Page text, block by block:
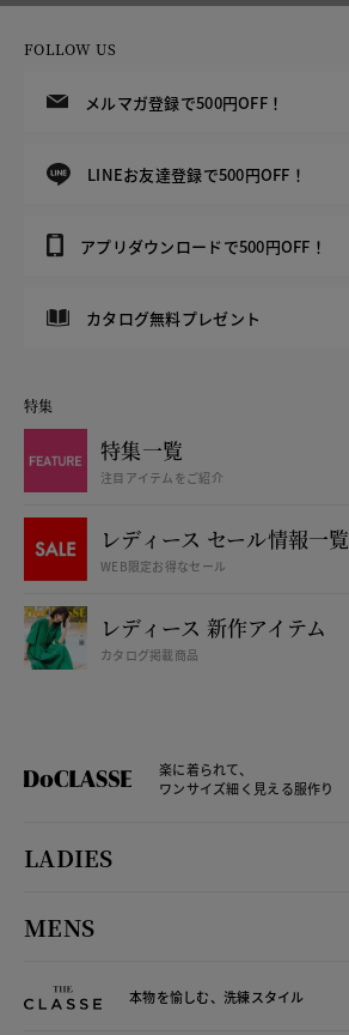
FOLLOW US
メルマガ登録で500円OFF！
LINEお友達登録で500円OFF！
アプリダウンロードで500円OFF！
カタログ無料プレゼント
特集
特集一覧
注目アイテムをご紹介
レディース セール情報一覧
WEB限定お得なセール
レディース 新作アイテム
カタログ掲載商品
楽に着られて、
ワンサイズ細く見える服作り
LADIES
MENS
本物を愉しむ、洗練スタイル